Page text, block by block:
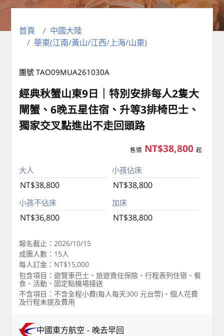
首頁
中國大陸
華東(江南/黃山/江西/上海/山東)
團號 TAO09MUA261030A
經典秋蟹山東9日｜特別安排每人2隻大
閘蟹、6晚五星住宿、升等3排椅巴士、
獨家交叉點進出不走回頭路
售價 NT$38,800 起
大人
NT$38,800
小孩佔床
NT$38,800
小孩不佔床
NT$36,800
加床
NT$38,800
報名截止：2026/10/15
成團人數：15人
每人訂金：NT$15,000
包含項目：遊覽車巴士、旅遊責任保險、行程表列住宿、餐
食、活動、固定點機場接送
不含項目：不含全程小費(每人每天300 元台幣)、個人花費
及行程未提及費用
中國東方航空
晚去早回